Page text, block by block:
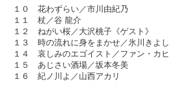
１０ 花わずらい／市川由紀乃
１１ 杖／谷 龍介
１２ ねがい桜／大沢桃子《ゲスト》
１３ 時の流れに身をまかせ／氷川きよし
１４ 哀しみのエゴイスト／ファン・カヒ
１５ あじさい酒場／坂本冬美
１６ 紀ノ川よ／山西アカリ